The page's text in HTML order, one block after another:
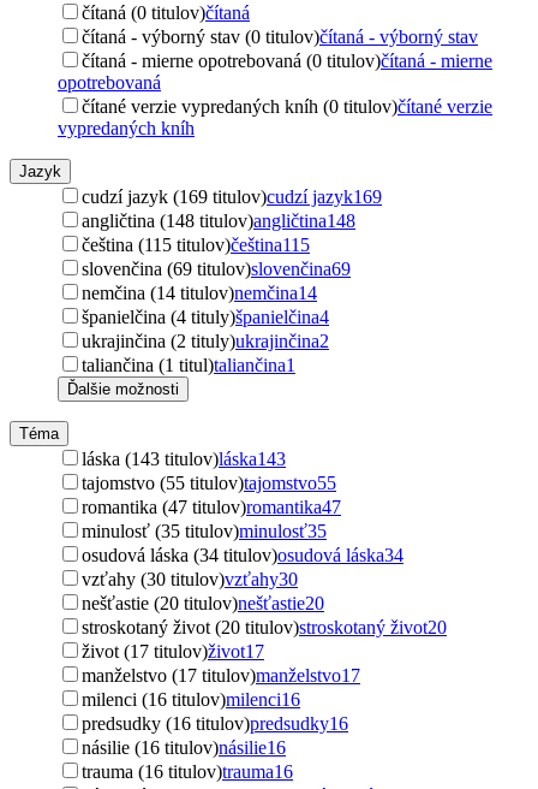
čítaná (0 titulov)čítaná
čítaná - výborný stav (0 titulov)čítaná - výborný stav
čítaná - mierne opotrebovaná (0 titulov)čítaná - mierne
opotrebovaná
čítané verzie vypredaných kníh (0 titulov)čítané verzie
vypredaných kníh
Jazyk
cudzí jazyk (169 titulov)cudzí jazyk169
angličtina (148 titulov)angličtina148
čeština (115 titulov)čeština115
slovenčina (69 titulov)slovenčina69
nemčina (14 titulov)nemčina14
španielčina (4 tituly)španielčina4
ukrajinčina (2 tituly)ukrajinčina2
taliančina (1 titul)taliančina1
Ďalšie možnosti
Téma
láska (143 titulov)láska143
tajomstvo (55 titulov)tajomstvo55
romantika (47 titulov)romantika47
minulosť (35 titulov)minulosť35
osudová láska (34 titulov)osudová láska34
vzťahy (30 titulov)vzťahy30
nešťastie (20 titulov)nešťastie20
stroskotaný život (20 titulov)stroskotaný život20
život (17 titulov)život17
manželstvo (17 titulov)manželstvo17
milenci (16 titulov)milenci16
predsudky (16 titulov)predsudky16
násilie (16 titulov)násilie16
trauma (16 titulov)trauma16